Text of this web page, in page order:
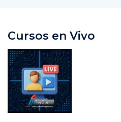
Cursos en Vivo